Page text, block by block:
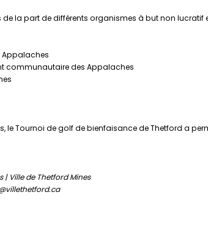
la part de différents organismes à but non
Appalaches
communautaire des Appalaches
le Tournoi de golf de bienfaisance de Thetford a
Ville de Thetford Mines